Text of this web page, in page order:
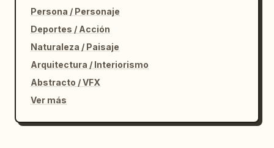
Persona / Personaje
Deportes / Acción
Naturaleza / Paisaje
Arquitectura / Interiorismo
Abstracto / VFX
Ver más